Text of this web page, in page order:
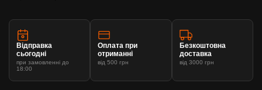
Відправка
сьогодні
при замовленні до
18:00
Оплата при
отриманні
від 500 грн
Безкоштовна
доставка
від 3000 грн